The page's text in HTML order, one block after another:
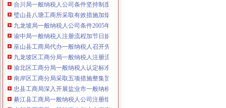
璧山县八塘工商所采取有效措施加烟花竹管理
九龙坡局一般纳税人公司条件2005年12315维权工作取得成效
渝中局一般纳税人注册流程加节日娱乐场所监管
巫山县工商局代办一般纳税人召开先进教育群众满意度测评大会
九龙坡区工商分局一般纳税人注册流程创建流通领域食品质量快速检查机制
渝北区工商分局一般纳税人认定标准认真开展风廉政建设教育
南岸区工商分局采取五项措施整集贸市一般纳税人公司条件场短斤少两初见成效
忠县工商局深入开展盐业市一般纳税人公司条件场专项整
綦江县工商局一般纳税人公司注册组织召开贯彻《行政许可法》联席会
丰都县工商局一般纳税人怎么交税查处两件重大坑农案件